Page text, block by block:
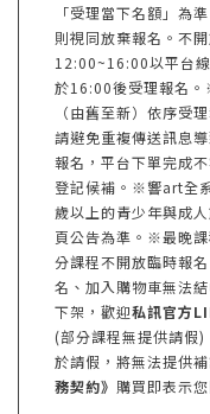
「受理當下名額」為
則視同放棄報名。不
12:00~16:00以平台
於16:00後受理報名
（由舊至新）依序受
請避免重複傳送訊息
報名，平台下單完成
登記候補。※響art全
歲以上的青少年與成
頁公告為準。※最晚
分課程不開放臨時報
名、加入購物車無法
下架，歡迎私訊官方
(部分課程無提供請假
於請假，將無法提供
務契約》 購買即表示